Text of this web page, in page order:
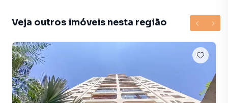
e possível acesso ao metrô. Serviços: Além do shopping a
região deve oferecer uma ampla gama de serviços como
supermercados academias farmácias e escolas. Preço e
disponibilidade do imóvel sujeitos a alteração sem aviso
prévio. • Status: Usado
• Finalidade: Residencial
Veja outros imóveis nesta região